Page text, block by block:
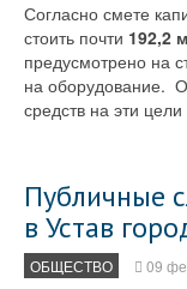
Согласно смете
стоить почти 192,2
предусмотрено на
на оборудование.
средств на эти
Публичные
в Устав
ОБЩЕСТВО 09